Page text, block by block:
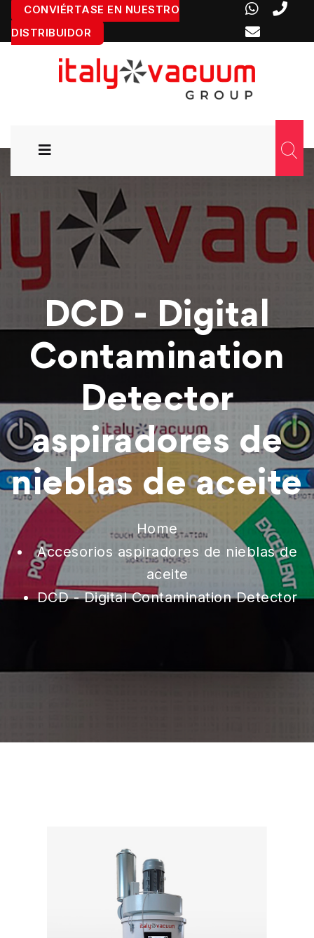
CONVIÉRTASE EN NUESTRO
DISTRIBUIDOR
DCD - Digital
Contamination
Detector
aspiradores de
nieblas de aceite
Home
Accesorios aspiradores de nieblas de
aceite
DCD - Digital Contamination Detector